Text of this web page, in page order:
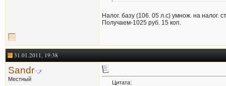
Налог. базу (106. 05 л.с) умнож. на налог.
Получаем-1025 руб. 15 коп.
31.01.2011, 19:38
Sandr
Местный
Цитата: